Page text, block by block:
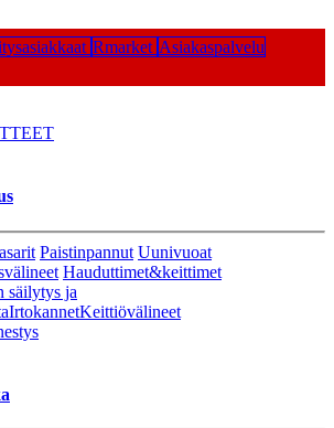
Rmarket Asiakaspalvelu
Paistinpannut Uunivuoat
Hauduttimet&keittimet
säilytys ja
IrtokannetKeittiövälineet